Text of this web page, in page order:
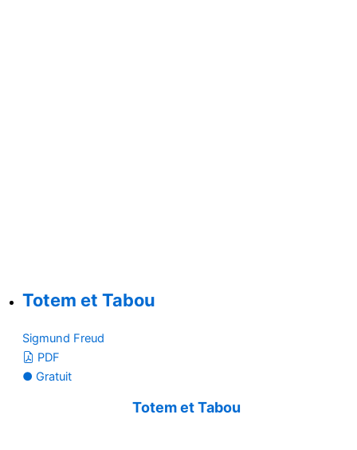
Totem et Tabou
Sigmund Freud
PDF
● Gratuit
Totem et Tabou